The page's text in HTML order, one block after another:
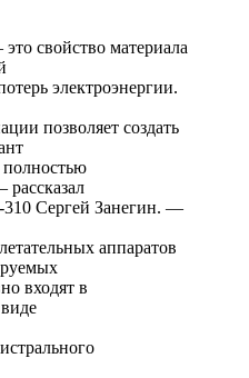
свойство материала
электроэнергии.
позволяет создать
полностью
рассказал
Сергей Занегин. —
аппаратов
входят в